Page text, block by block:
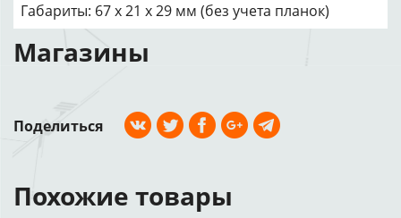
Габариты: 67 х 21 х 29 мм (без учета планок)
Магазины
Поделиться
Похожие товары